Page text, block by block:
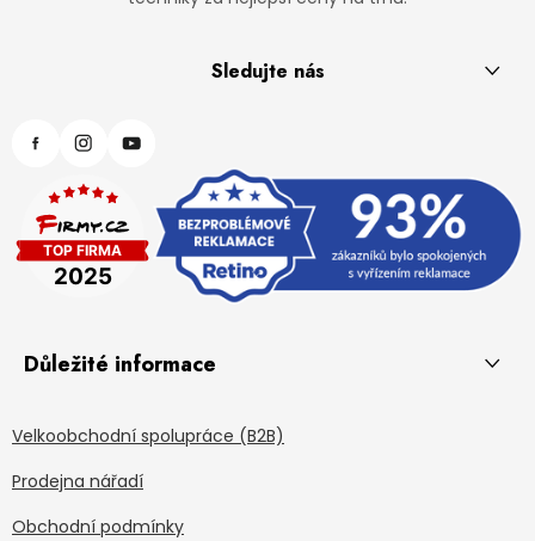
Sledujte nás
Důležité informace
Velkoobchodní spolupráce (B2B)
Prodejna nářadí
Obchodní podmínky